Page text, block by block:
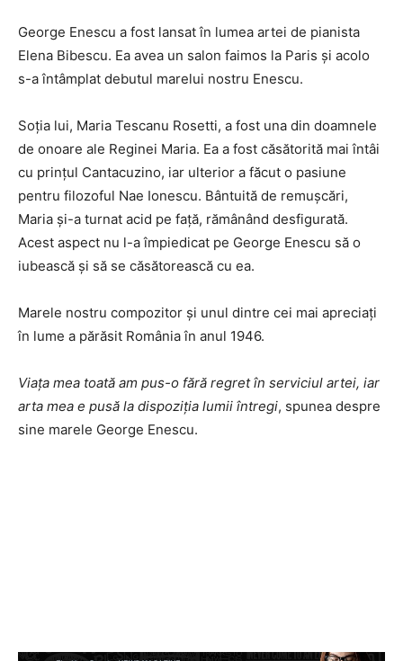
George Enescu a fost lansat în lumea artei de pianista
Elena Bibescu. Ea avea un salon faimos la Paris și acolo
s-a întâmplat debutul marelui nostru Enescu.
Soția lui, Maria Tescanu Rosetti, a fost una din doamnele
de onoare ale Reginei Maria. Ea a fost căsătorită mai întâi
cu prințul Cantacuzino, iar ulterior a făcut o pasiune
pentru filozoful Nae Ionescu. Bântuită de remușcări,
Maria și-a turnat acid pe față, rămânând desfigurată.
Acest aspect nu l-a împiedicat pe George Enescu să o
iubească și să se căsătorească cu ea.
Marele nostru compozitor și unul dintre cei mai apreciați
în lume a părăsit România în anul 1946.
Viața mea toată am pus-o fără regret în serviciul artei, iar
arta mea e pusă la dispoziția lumii întregi, spunea despre
sine marele George Enescu.